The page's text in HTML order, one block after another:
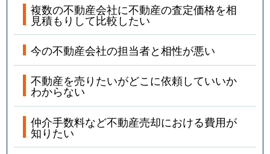
複数の不動産会社に不動産の査定価格を相
見積もりして比較したい
今の不動産会社の担当者と相性が悪い
不動産を売りたいがどこに依頼していいか
わからない
仲介手数料など不動産売却における費用が
知りたい